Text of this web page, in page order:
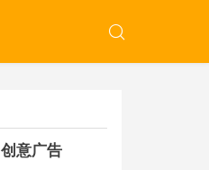
创意广告